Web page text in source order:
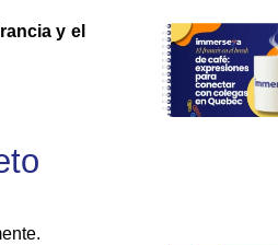
y el